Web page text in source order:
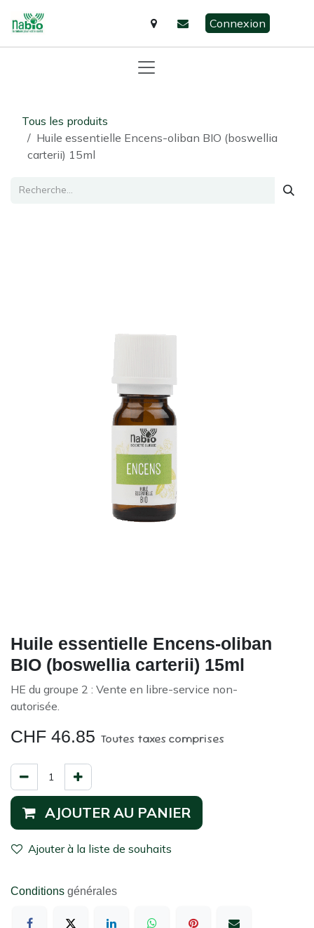
Connexion
Tous les produits
Huile essentielle Encens-oliban BIO (boswellia
carterii) 15ml
Huile essentielle Encens-oliban
BIO (boswellia carterii) 15ml
HE du groupe 2 : Vente en libre-service non-
autorisée.
CHF 46.85 Toutes taxes comprises
AJOUTER AU PANIER
Ajouter à la liste de souhaits
Conditions générales